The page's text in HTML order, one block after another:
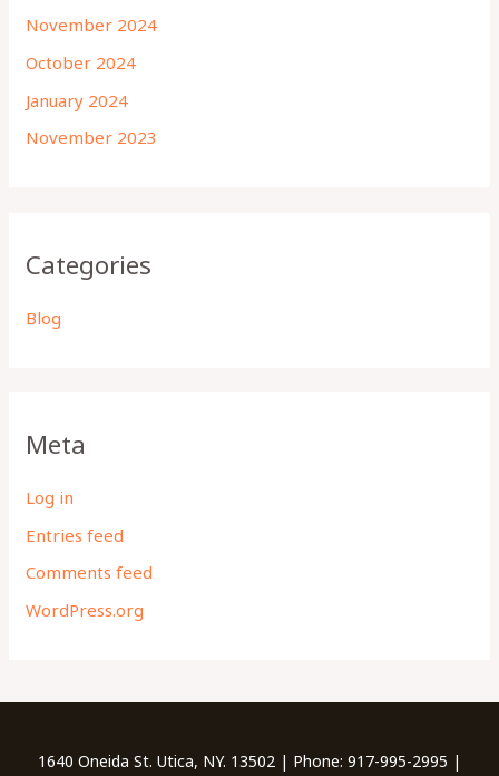
November 2024
October 2024
January 2024
November 2023
Categories
Blog
Meta
Log in
Entries feed
Comments feed
WordPress.org
1640 Oneida St. Utica, NY. 13502 | Phone: 917-995-2995 |